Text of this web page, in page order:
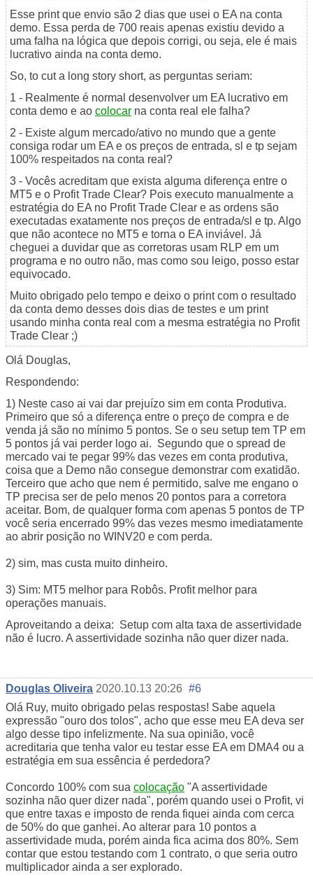
Esse print que envio são 2 dias que usei o EA na conta
demo. Essa perda de 700 reais apenas existiu devido a
uma falha na lógica que depois corrigi, ou seja, ele é mais
lucrativo ainda na conta demo.
So, to cut a long story short, as perguntas seriam:
1 - Realmente é normal desenvolver um EA lucrativo em
conta demo e ao colocar na conta real ele falha?
2 - Existe algum mercado/ativo no mundo que a gente
consiga rodar um EA e os preços de entrada, sl e tp sejam
100% respeitados na conta real?
3 - Vocês acreditam que exista alguma diferença entre o
MT5 e o Profit Trade Clear? Pois executo manualmente a
estratégia do EA no Profit Trade Clear e as ordens são
executadas exatamente nos preços de entrada/sl e tp. Algo
que não acontece no MT5 e torna o EA inviável. Já
cheguei a duvidar que as corretoras usam RLP em um
programa e no outro não, mas como sou leigo, posso estar
equivocado.
Muito obrigado pelo tempo e deixo o print com o resultado
da conta demo desses dois dias de testes e um print
usando minha conta real com a mesma estratégia no Profit
Trade Clear ;)
Olá Douglas,
Respondendo:
1) Neste caso ai vai dar prejuízo sim em conta Produtiva.
Primeiro que só a diferença entre o preço de compra e de
venda já são no mínimo 5 pontos. Se o seu setup tem TP em
5 pontos já vai perder logo ai. Segundo que o spread de
mercado vai te pegar 99% das vezes em conta produtiva,
coisa que a Demo não consegue demonstrar com exatidão.
Terceiro que acho que nem é permitido, salve me engano o
TP precisa ser de pelo menos 20 pontos para a corretora
aceitar. Bom, de qualquer forma com apenas 5 pontos de TP
você seria encerrado 99% das vezes mesmo imediatamente
ao abrir posição no WINV20 e com perda.
2) sim, mas custa muito dinheiro.
3) Sim: MT5 melhor para Robôs. Profit melhor para
operações manuais.
Aproveitando a deixa: Setup com alta taxa de assertividade
não é lucro. A assertividade sozinha não quer dizer nada.
Douglas Oliveira 2020.10.13 20:26 #6
Olá Ruy, muito obrigado pelas respostas! Sabe aquela
expressão "ouro dos tolos", acho que esse meu EA deva ser
algo desse tipo infelizmente. Na sua opinião, você
acreditaria que tenha valor eu testar esse EA em DMA4 ou a
estratégia em sua essência é perdedora?
Concordo 100% com sua colocação "A assertividade
sozinha não quer dizer nada", porém quando usei o Profit, vi
que entre taxas e imposto de renda fiquei ainda com cerca
de 50% do que ganhei. Ao alterar para 10 pontos a
assertividade muda, porém ainda fica acima dos 80%. Sem
contar que estou testando com 1 contrato, o que seria outro
multiplicador ainda a ser explorado.